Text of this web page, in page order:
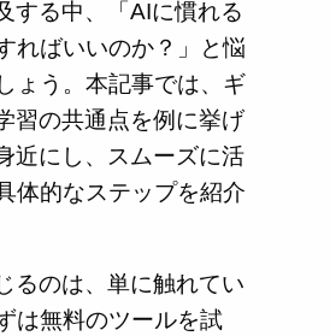
する中、「AIに慣れる
ればいいのか？」と悩
ょう。本記事では、ギ
習の共通点を例に挙げ
近にし、スムーズに活
体的なステップを紹介
るのは、単に触れてい
は無料のツールを試